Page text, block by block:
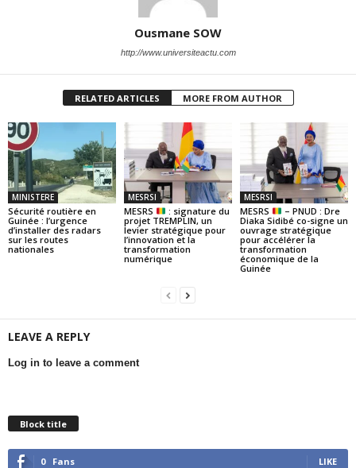
Ousmane SOW
http://www.universiteactu.com
RELATED ARTICLES MORE FROM AUTHOR
MINISTERE
Sécurité routière en
Guinée : l’urgence
d’installer des radars
sur les routes
nationales
MESRSI
MESRS
: signature du
projet TREMPLIN, un
levier stratégique pour
l’innovation et la
transformation
numérique
MESRSI
MESRS
– PNUD : Dre
Diaka Sidibé co-signe un
ouvrage stratégique
pour accélérer la
transformation
économique de la
Guinée
LEAVE A REPLY
Log in to leave a comment
Block title
0 Fans LIKE